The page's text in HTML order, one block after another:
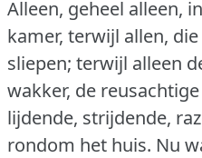
Alleen, geheel alleen,
kamer, terwijl allen,
sliepen; terwijl alleen
wakker, de
lijdende, strijdende,
rondom het huis. Nu